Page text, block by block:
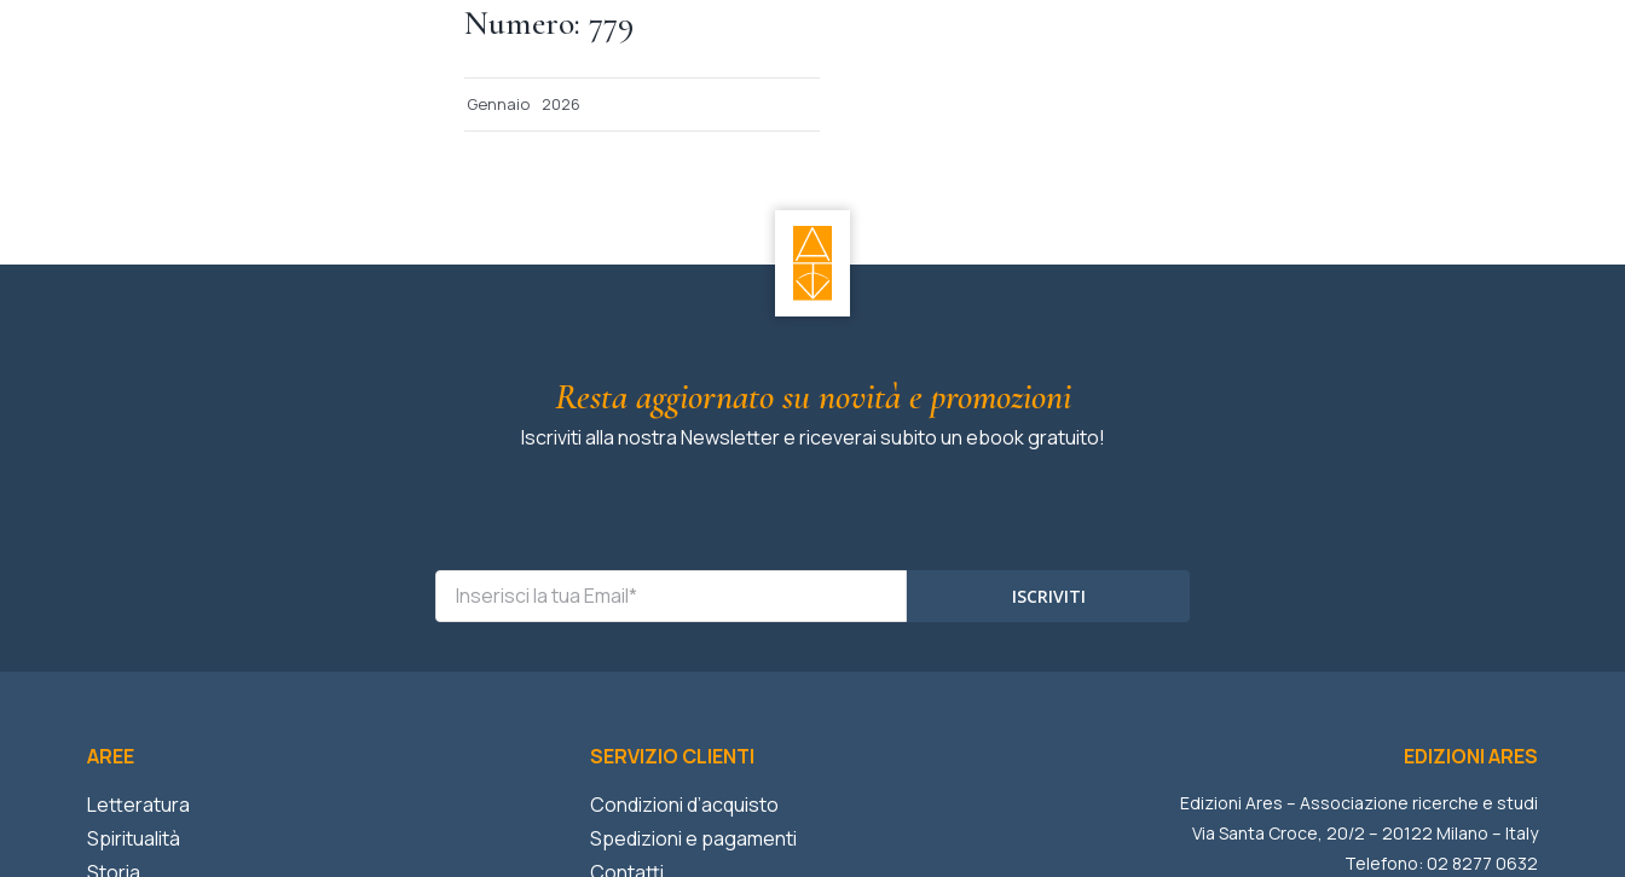
Numero: 779
Gennaio 2026
Resta aggiornato su novità e promozioni
Iscriviti alla nostra Newsletter e riceverai subito un ebook gratuito!
ISCRIVITI
AREE
Letteratura
Spiritualità
SERVIZIO CLIENTI
Condizioni d’acquisto
Spedizioni e pagamenti
EDIZIONI ARES
Edizioni Ares – Associazione ricerche e studi
Via Santa Croce, 20/2 – 20122 Milano – Italy
Telefono: 02 8277 0632